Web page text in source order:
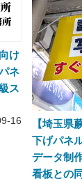
け
ネ
ス
16
【埼玉県
下げパネ
データ制
看板との